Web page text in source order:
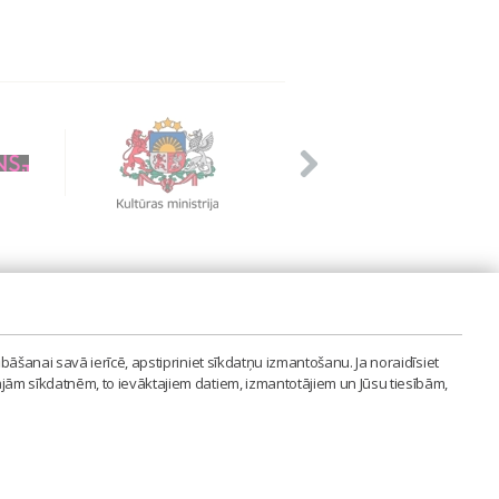
savā ierīcē, apstipriniet sīkdatņu izmantošanu. Ja noraidīsiet
sīkdatnēm, to ievāktajiem datiem, izmantotājiem un Jūsu tiesībām,